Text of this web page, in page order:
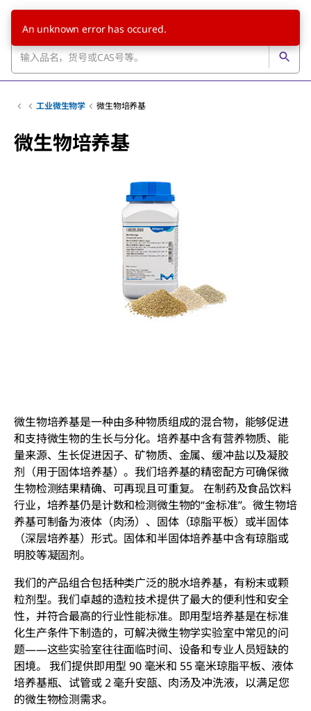
工业微生物学 微生物培养基
微生物培养基
微生物培养基是一种由多种物质组成的混合物，能够促进
和支持微生物的生长与分化。培养基中含有营养物质、能
量来源、生长促进因子、矿物质、金属、缓冲盐以及凝胶
剂（用于固体培养基）。我们培养基的精密配方可确保微
生物检测结果精确、可再现且可重复。 在制药及食品饮料
行业，培养基仍是计数和检测微生物的“金标准”。微生物培
养基可制备为液体（肉汤）、固体（琼脂平板）或半固体
（深层培养基）形式。固体和半固体培养基中含有琼脂或
明胶等凝固剂。
我们的产品组合包括种类广泛的脱水培养基，有粉末或颗
粒剂型。我们卓越的造粒技术提供了最大的便利性和安全
性，并符合最高的行业性能标准。即用型培养基是在标准
化生产条件下制造的，可解决微生物学实验室中常见的问
题——这些实验室往往面临时间、设备和专业人员短缺的
困境。 我们提供即用型 90 毫米和 55 毫米琼脂平板、液体
培养基瓶、试管或 2 毫升安瓿、肉汤及冲洗液，以满足您
的微生物检测需求。
An unknown error has occured.